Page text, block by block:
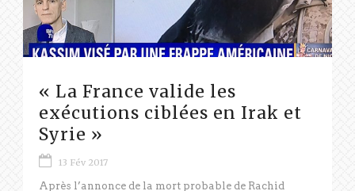
« La France valide les
exécutions ciblées en Irak et
Syrie »
13 Fév 2017
Après l’annonce de la mort probable de Rachid